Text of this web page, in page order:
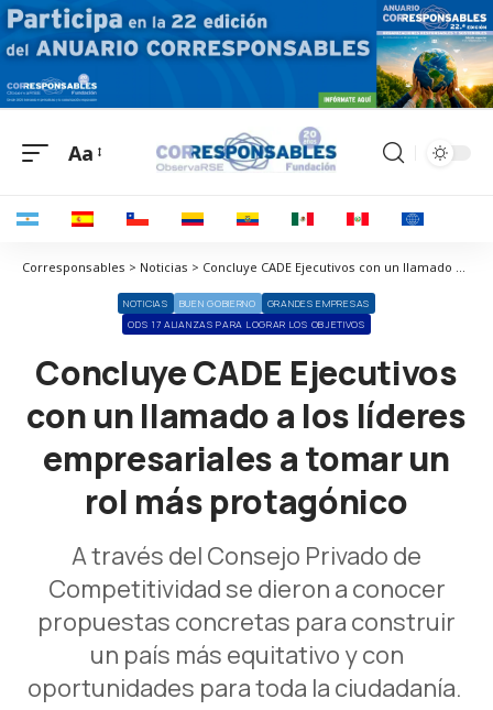
Aa
Corresponsables > Noticias > Concluye CADE Ejecutivos con un llamado a los líderes empresariales a tomar un rol más protagónico
NOTICIAS BUEN GOBIERNO
GRANDES EMPRESAS
ODS 17 ALIANZAS PARA LOGRAR LOS OBJETIVOS
Concluye CADE Ejecutivos
con un llamado a los líderes
empresariales a tomar un
rol más protagónico
A través del Consejo Privado de
Competitividad se dieron a conocer
propuestas concretas para construir
un país más equitativo y con
oportunidades para toda la ciudadanía.